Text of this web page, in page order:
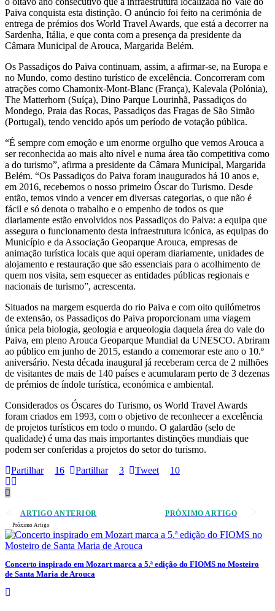
Paiva conquista esta distinção. O anúncio foi feito na cerimónia de
entrega de prémios dos World Travel Awards, que está a decorrer na
Sardenha, Itália, e que conta com a presença da presidente da
Câmara Municipal de Arouca, Margarida Belém.
Os Passadiços do Paiva continuam, assim, a afirmar-se, na Europa e
no Mundo, como destino turístico de excelência. Concorreram com
atrações como Chamonix-Mont-Blanc (França), Kalevala (Polónia),
The Matterhorn (Suíça), Dino Parque Lourinhã, Passadiços do
Mondego, Praia das Rocas, Passadiços das Fragas de São Simão
(Portugal), tendo vencido após um período de votação pública.
“É sempre com emoção e um enorme orgulho que vemos Arouca a
ser reconhecida ao mais alto nível e numa área tão competitiva como
a do turismo”, afirma a presidente da Câmara Municipal, Margarida
Belém. “Os Passadiços do Paiva foram inaugurados há 10 anos e,
em 2016, recebemos o nosso primeiro Óscar do Turismo. Desde
então, temos vindo a vencer em diversas categorias, o que não é
fácil e só denota o trabalho e o empenho de todos os que
diariamente estão envolvidos nos Passadiços do Paiva: a equipa que
assegura o funcionamento desta infraestrutura icónica, as equipas do
Município e da Associação Geoparque Arouca, empresas de
animação turística locais que aqui operam diariamente, unidades de
alojamento e restauração que são essenciais para o acolhimento de
quem nos visita, sem esquecer as entidades públicas regionais e
nacionais de turismo”, acrescenta.
Situados na margem esquerda do rio Paiva e com oito quilómetros
de extensão, os Passadiços do Paiva proporcionam uma viagem
única pela biologia, geologia e arqueologia daquela área do vale do
Paiva, em pleno Arouca Geoparque Mundial da UNESCO. Abriram
ao público em junho de 2015, estando a comemorar este ano o 10.º
aniversário. Nesta década inaugural já receberam cerca de 2 milhões
de visitantes de mais de 140 países e acumularam perto de 3 dezenas
de prémios de índole turística, económica e ambiental.
Considerados os Óscares do Turismo, os World Travel Awards
foram criados em 1993, com o objetivo de reconhecer a excelência
de projetos turísticos em todo o mundo. O galardão (selo de
qualidade) é uma das mais importantes distinções mundiais que
podem ser conferidas a projetos do setor do turismo.
Partilhar
16 Partilhar 3 Tweet 10
ARTIGO ANTERIOR PRÓXIMO ARTIGO
Próximo Artigo
Concerto inspirado em Mozart marca a 5.ª edição do FIOMS no Mosteiro
de Santa Maria de Arouca